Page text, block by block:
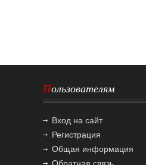
Пользователям
Вход на сайт
Регистрация
Общая информация